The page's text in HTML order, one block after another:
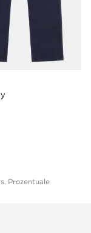
Prozentuale